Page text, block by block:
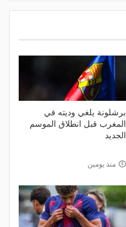
برشلونة يلغي وديته في
المغرب قبل انطلاق الموسم
الجديد
منذ يومين